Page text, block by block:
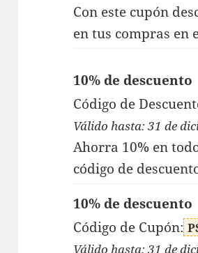
Con este cupón
en tus compras en
10% de descuento
Código de
Válido hasta: 31 de
Ahorra 10% en
código de
10% de descuento
Código de Cupón:
Válido hasta: 31 de